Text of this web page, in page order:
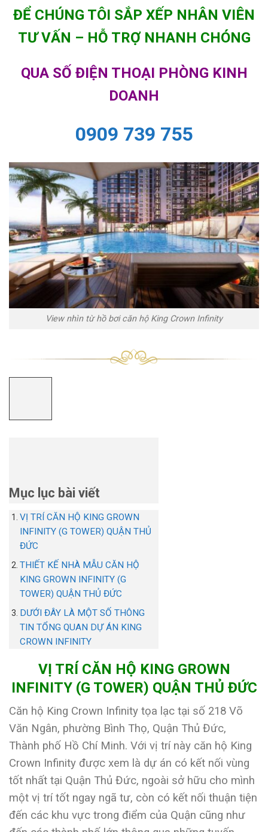
ĐỂ CHÚNG TÔI SẮP XẾP NHÂN VIÊN
TƯ VẤN – HỖ TRỢ NHANH CHÓNG
QUA SỐ ĐIỆN THOẠI PHÒNG KINH
DOANH
0909 739 755
View nhìn từ hồ bơi căn hộ King Crown Infinity
Mục lục bài viết
VỊ TRÍ CĂN HỘ KING GROWN
INFINITY (G TOWER) QUẬN THỦ
ĐỨC
THIẾT KẾ NHÀ MẪU CĂN HỘ
KING GROWN INFINITY (G
TOWER) QUẬN THỦ ĐỨC
DƯỚI ĐÂY LÀ MỘT SỐ THÔNG
TIN TỔNG QUAN DỰ ÁN KING
CROWN INFINITY
VỊ TRÍ CĂN HỘ KING GROWN
INFINITY (G TOWER) QUẬN THỦ ĐỨC
Căn hộ King Crown Infinity tọa lạc tại số 218 Võ
Văn Ngân, phường Bình Thọ, Quận Thủ Đức,
Thành phố Hồ Chí Minh. Với vị trí này căn hộ King
Crown Infinity được xem là dự án có kết nối vùng
tốt nhất tại Quận Thủ Đức, ngoài sở hữu cho mình
một vị trí tốt ngay ngã tư, còn có kết nối thuận tiện
đến các khu vực trong điểm của Quận cũng như